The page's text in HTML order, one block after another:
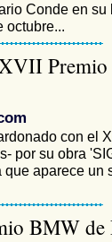
Conde en su
octubre...
con el
por su obra
aparece un
BMW